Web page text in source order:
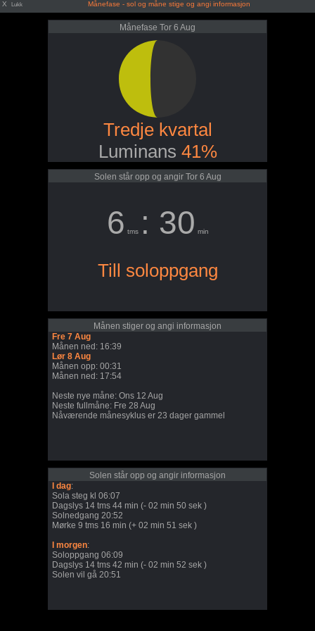
X Lukk Månefase - sol og måne stige og angi informasjon
Månefase Tor 6 Aug
Tredje kvartal
Luminans 41%
Solen står opp og angir Tor 6 Aug
6 tms : 30 min
Till soloppgang
Månen stiger og angi informasjon
Fre 7 Aug
Månen ned: 16:39
Lør 8 Aug
Månen opp: 00:31
Månen ned: 17:54
Neste nye måne: Ons 12 Aug
Neste fullmåne: Fre 28 Aug
Nåværende månesyklus er 23 dager gammel
Solen står opp og angir informasjon
I dag:
Sola steg kl 06:07
Dagslys 14 tms 44 min (- 02 min 50 sek )
Solnedgang 20:52
Mørke 9 tms 16 min (+ 02 min 51 sek )
I morgen:
Soloppgang 06:09
Dagslys 14 tms 42 min (- 02 min 52 sek )
Solen vil gå 20:51